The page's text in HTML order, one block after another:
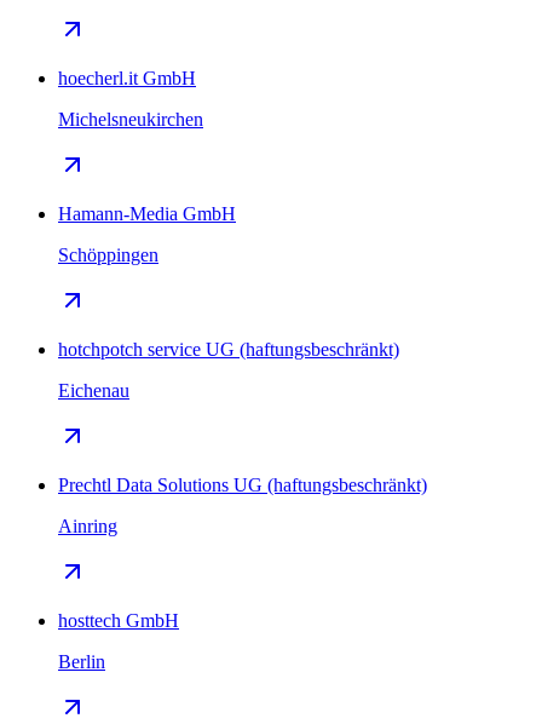
hoecherl.it GmbH
Michelsneukirchen
Hamann-Media GmbH
Schöppingen
hotchpotch service UG (haftungsbeschränkt)
Eichenau
Prechtl Data Solutions UG (haftungsbeschränkt)
Ainring
hosttech GmbH
Berlin